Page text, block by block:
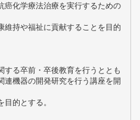
癌化学療法治療を実行するための
維持や福祉に貢献することを目的
する卒前・卒後教育を行うととも
連機器の開発研究を行う講座を開
的とする。